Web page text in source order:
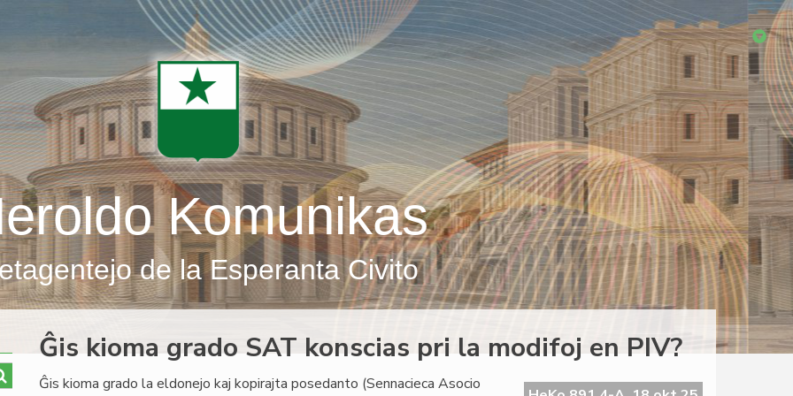
Komunikas
de la Esperanta Civito
Ĝis kioma grado SAT konscias pri la modifoj en PIV?
Ĝis kioma grado la eldonejo kaj kopirajta posedanto (Sennacieca Asocio